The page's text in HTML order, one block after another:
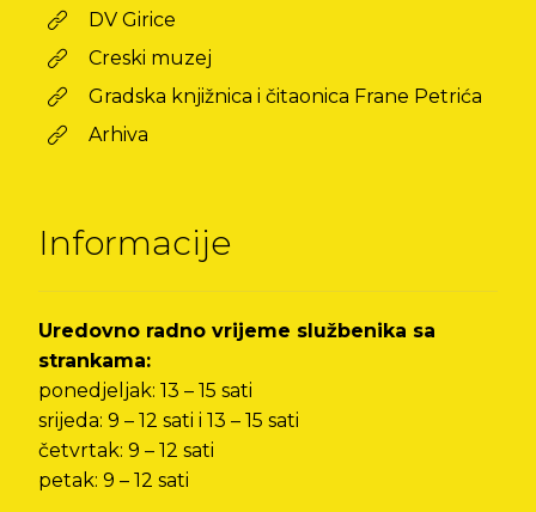
DV Girice
Creski muzej
Gradska knjižnica i čitaonica Frane Petrića
Arhiva
Informacije
Uredovno radno vrijeme službenika sa
strankama:
ponedjeljak: 13 – 15 sati
srijeda: 9 – 12 sati i 13 – 15 sati
četvrtak: 9 – 12 sati
petak: 9 – 12 sati